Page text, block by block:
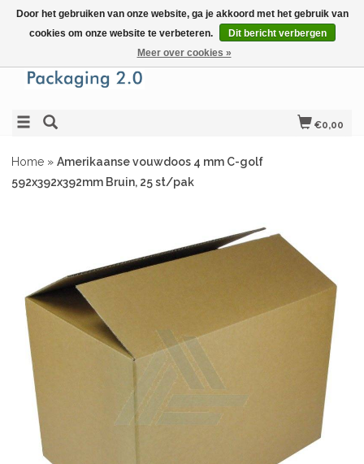
€0,00
Home » Amerikaanse vouwdoos 4 mm C-golf
592x392x392mm Bruin, 25 st/pak
Door het gebruiken van onze website, ga je akkoord met het gebruik van
cookies om onze website te verbeteren.
Dit bericht verbergen
Meer over cookies »